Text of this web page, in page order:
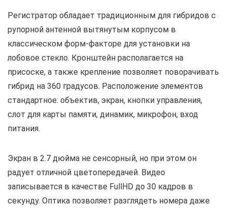
Регистратор обладает традиционным для гибридов с
рупорной антенной вытянутым корпусом в
классическом форм-факторе для установки на
лобовое стекло. Кронштейн располагается на
присоске, а также крепление позволяет поворачивать
гибрид на 360 градусов. Расположение элементов
стандартное: объектив, экран, кнопки управления,
слот для карты памяти, динамик, микрофон, вход
питания.
Экран в 2.7 дюйма не сенсорный, но при этом он
радует отличной цветопередачей. Видео
записывается в качестве FullHD до 30 кадров в
секунду. Оптика позволяет разглядеть номера даже